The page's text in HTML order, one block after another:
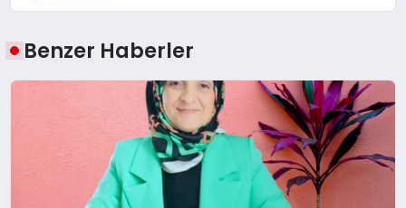
Benzer Haberler